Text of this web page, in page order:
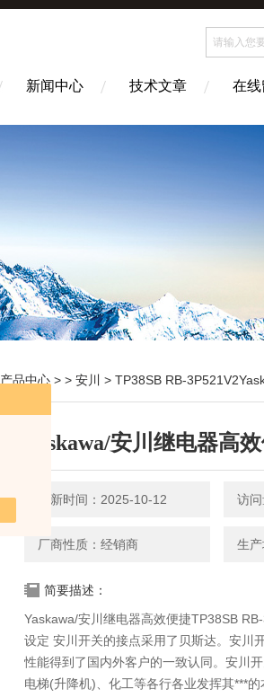
新闻中心 技术文章 在线
产品中心 > > 安川 > TP38SB RB-
Yaskawa/安川继电器高
更新时间：2025-10-12 访
厂商性质：经销商 生
简要描述：
Yaskawa/安川继电器高效便捷TP38SB
设定 安川开关的接点采用了贝斯达。安川
性能得到了国内外客户的一致认同。安川开
电梯(升降机)、化工等各行各业发挥其***